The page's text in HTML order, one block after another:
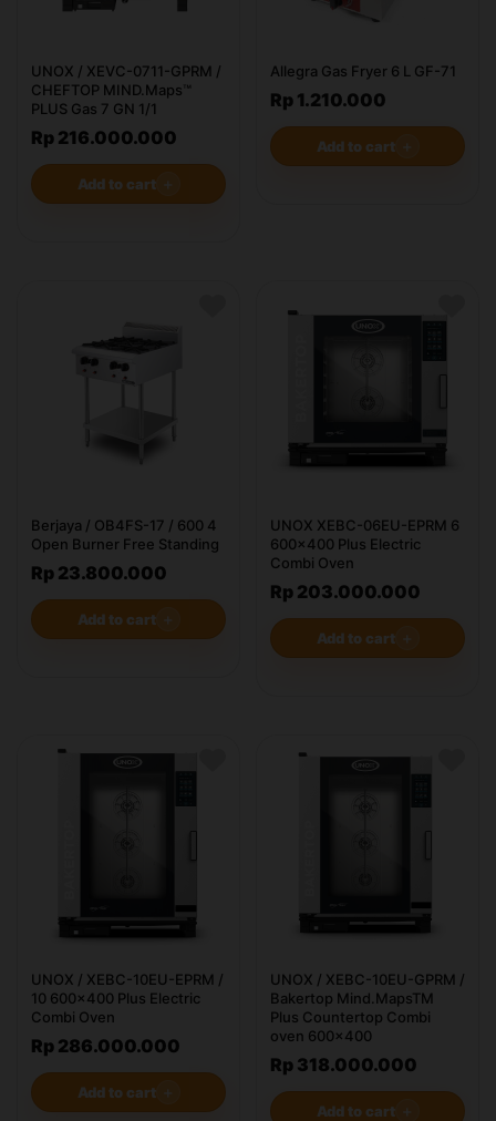
UNOX / XEVC-0711-GPRM /
CHEFTOP MIND.Maps™
PLUS Gas 7 GN 1/1
Rp 216.000.000
Add to cart ＋
Allegra Gas Fryer 6 L GF-71
Rp 1.210.000
Add to cart ＋
Berjaya / OB4FS-17 / 600 4
Open Burner Free Standing
Rp 23.800.000
Add to cart ＋
UNOX XEBC-06EU-EPRM 6
600x400 Plus Electric
Combi Oven
Rp 203.000.000
Add to cart ＋
UNOX / XEBC-10EU-EPRM /
10 600x400 Plus Electric
Combi Oven
Rp 286.000.000
Add to cart ＋
UNOX / XEBC-10EU-GPRM /
Bakertop Mind.MapsTM
Plus Countertop Combi
oven 600x400
Rp 318.000.000
Add to cart ＋